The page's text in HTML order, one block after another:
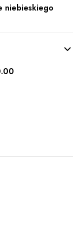
niebieskiego